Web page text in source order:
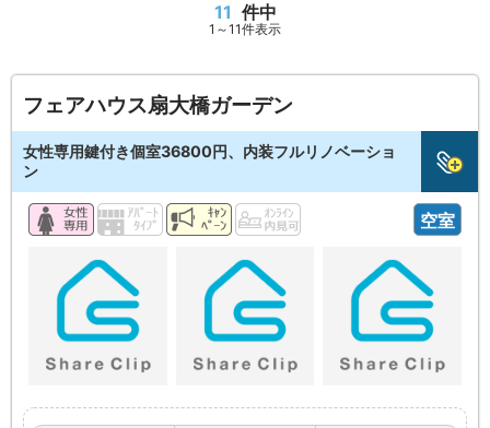
11 件中
1～11件表示
フェアハウス扇大橋ガーデン
女性専用鍵付き個室36800円、内装フルリノベーショ
ン
空室